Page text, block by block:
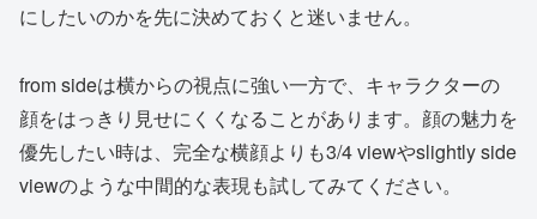
にしたいのかを先に決めておくと迷いません。
from sideは横からの視点に強い一方で、キャラクターの
顔をはっきり見せにくくなることがあります。顔の魅力を
優先したい時は、完全な横顔よりも3/4 viewやslightly side
viewのような中間的な表現も試してみてください。